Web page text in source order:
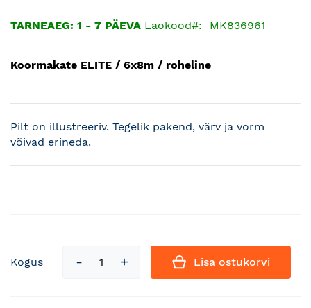
gallery
TARNEAEG: 1 - 7 PÄEVA Laokood MK836961
Koormakate ELITE / 6x8m / roheline
Pilt on illustreeriv. Tegelik pakend, värv ja vorm
võivad erineda.
Kogus Lisa ostukorvi